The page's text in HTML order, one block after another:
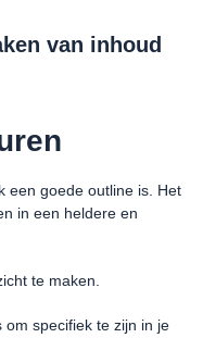
van inhoud
een goede outline is. Het
in een heldere en
te maken.
om specifiek te zijn in je